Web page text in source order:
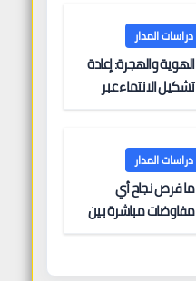
دراسات المدار
الهوية والهجرة: إعادة
تشكيل الانتماء عبر
دراسات المدار
ما فرص نجاح أي
مفاوضات مباشرة بين